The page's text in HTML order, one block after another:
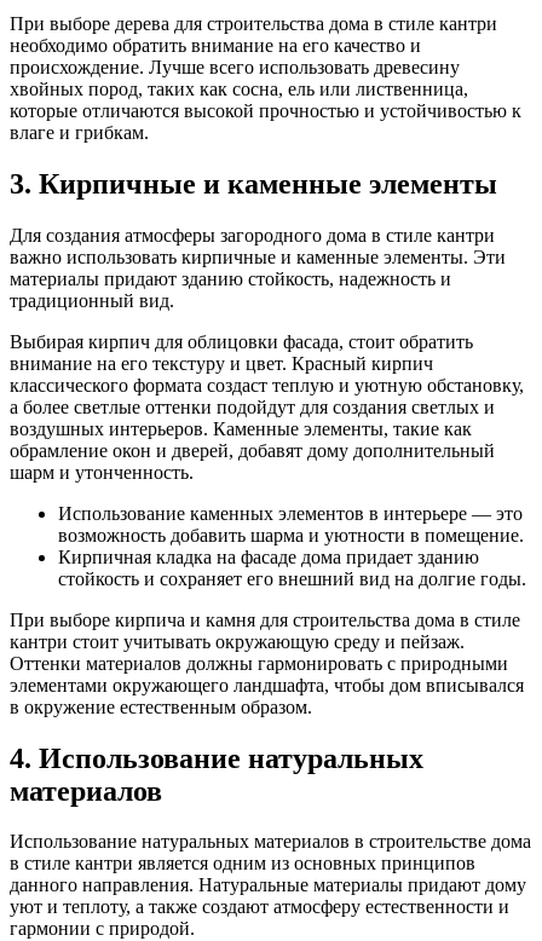
При выборе дерева для строительства дома в стиле кантри
необходимо обратить внимание на его качество и
происхождение. Лучше всего использовать древесину
хвойных пород, таких как сосна, ель или лиственница,
которые отличаются высокой прочностью и устойчивостью к
влаге и грибкам.
3. Кирпичные и каменные элементы
Для создания атмосферы загородного дома в стиле кантри
важно использовать кирпичные и каменные элементы. Эти
материалы придают зданию стойкость, надежность и
традиционный вид.
Выбирая кирпич для облицовки фасада, стоит обратить
внимание на его текстуру и цвет. Красный кирпич
классического формата создаст теплую и уютную обстановку,
а более светлые оттенки подойдут для создания светлых и
воздушных интерьеров. Каменные элементы, такие как
обрамление окон и дверей, добавят дому дополнительный
шарм и утонченность.
Использование каменных элементов в интерьере — это
возможность добавить шарма и уютности в помещение.
Кирпичная кладка на фасаде дома придает зданию
стойкость и сохраняет его внешний вид на долгие годы.
При выборе кирпича и камня для строительства дома в стиле
кантри стоит учитывать окружающую среду и пейзаж.
Оттенки материалов должны гармонировать с природными
элементами окружающего ландшафта, чтобы дом вписывался
в окружение естественным образом.
4. Использование натуральных
материалов
Использование натуральных материалов в строительстве дома
в стиле кантри является одним из основных принципов
данного направления. Натуральные материалы придают дому
уют и теплоту, а также создают атмосферу естественности и
гармонии с природой.